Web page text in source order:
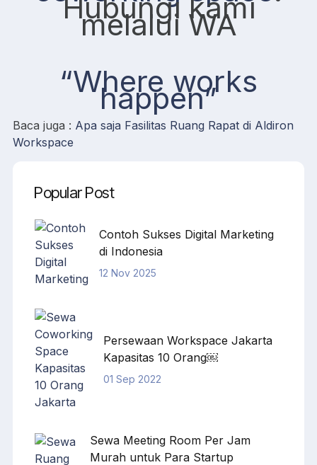
Hubungi kami
melalui WA
“Where works
happen”
Baca juga : Apa saja Fasilitas Ruang Rapat di Aldiron
Workspace
Popular Post
Contoh Sukses Digital Marketing
di Indonesia
12 Nov 2025
Persewaan Workspace Jakarta
Kapasitas 10 Orang￼
01 Sep 2022
Sewa Meeting Room Per Jam
Murah untuk Para Startup